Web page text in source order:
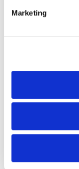
Marketing